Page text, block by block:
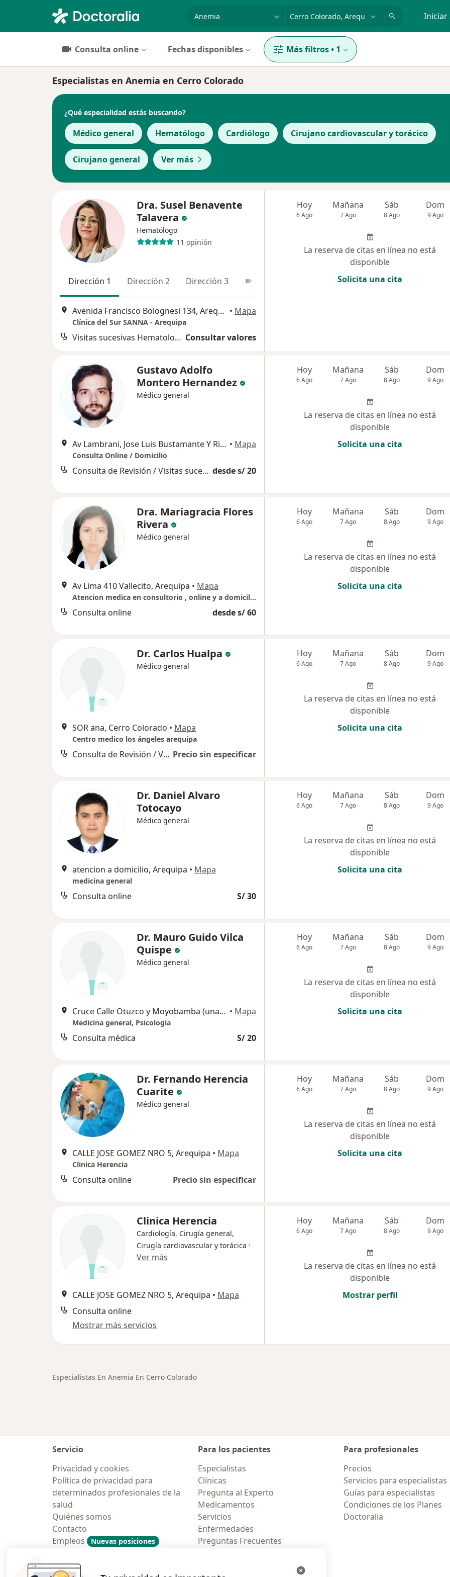
Iniciar
Consulta online Fechas disponibles Más filtros• 1
Especialistas en Anemia en Cerro Colorado
¿Qué especialidad estás buscando?
Médico general Hematólogo Cardiólogo Cirujano cardiovascular y torácico
Cirujano general Ver más
Dra. Susel Benavente
Talavera
Hematólogo
11 opinión
Dirección 1 Dirección 2 Dirección 3
Avenida Francisco Bolognesi 134, Arequipa • Mapa
Clínica del Sur SANNA - Arequipa
Visitas sucesivas Hematología Consultar valores
Hoy
6 Ago
Mañana
7 Ago
Sáb
8 Ago
Dom
9 Ago
La reserva de citas en línea no está
disponible
Solicita una cita
Gustavo Adolfo
Montero Hernandez
Médico general
Av Lambrani, Jose Luis Bustamante Y Rivero, Jose Luis Bustamante y Rivero • Mapa
Consulta Online / Domicilio
Consulta de Revisión / Visitas sucesivas desde s/ 20
Hoy
6 Ago
Mañana
7 Ago
Sáb
8 Ago
Dom
9 Ago
La reserva de citas en línea no está
disponible
Solicita una cita
Dra. Mariagracia Flores
Rivera
Médico general
Av Lima 410 Vallecito, Arequipa • Mapa
Atencion medica en consultorio , online y a domicilio
Consulta online desde s/ 60
Hoy
6 Ago
Mañana
7 Ago
Sáb
8 Ago
Dom
9 Ago
La reserva de citas en línea no está
disponible
Solicita una cita
Dr. Carlos Hualpa
Médico general
SOR ana, Cerro Colorado • Mapa
Centro medico los ángeles arequipa
Consulta de Revisión / Visitas sucesivas Precio sin especificar
Hoy
6 Ago
Mañana
7 Ago
Sáb
8 Ago
Dom
9 Ago
La reserva de citas en línea no está
disponible
Solicita una cita
Dr. Daniel Alvaro
Totocayo
Médico general
atencion a domicilio, Arequipa • Mapa
medicina general
Consulta online S/ 30
Hoy
6 Ago
Mañana
7 Ago
Sáb
8 Ago
Dom
9 Ago
La reserva de citas en línea no está
disponible
Solicita una cita
Dr. Mauro Guido Vilca
Quispe
Médico general
Cruce Calle Otuzco y Moyobamba (una cuadra de la Villa Olimpica de Socabaya), Arequipa • Mapa
Medicina general, Psicologia
Consulta médica S/ 20
Hoy
6 Ago
Mañana
7 Ago
Sáb
8 Ago
Dom
9 Ago
La reserva de citas en línea no está
disponible
Solicita una cita
Dr. Fernando Herencia
Cuarite
Médico general
CALLE JOSE GOMEZ NRO 5, Arequipa • Mapa
Clinica Herencia
Consulta online Precio sin especificar
Hoy
6 Ago
Mañana
7 Ago
Sáb
8 Ago
Dom
9 Ago
La reserva de citas en línea no está
disponible
Solicita una cita
Clinica Herencia
Cardiología, Cirugía general,
Cirugía cardiovascular y torácica ·
Ver más
CALLE JOSE GOMEZ NRO 5, Arequipa • Mapa
Consulta online
Mostrar más servicios
Hoy
6 Ago
Mañana
7 Ago
Sáb
8 Ago
Dom
9 Ago
La reserva de citas en línea no está
disponible
Mostrar perfil
Especialistas En Anemia En Cerro Colorado
Servicio
Privacidad y cookies
Política de privacidad para
determinados profesionales de la
salud
Quiénes somos
Contacto
Empleos
Nuevas posiciones
Contratación
Para los pacientes
Especialistas
Clínicas
Pregunta al Experto
Medicamentos
Servicios
Enfermedades
Preguntas Frecuentes
Para profesionales
Precios
Servicios para especialistas
Guías para especialistas
Condiciones de los Planes
Doctoralia